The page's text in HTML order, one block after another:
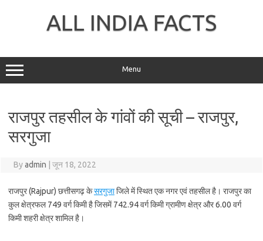
ALL INDIA FACTS
Menu
राजपुर तहसील के गांवों की सूची – राजपुर,
सरगुजा
Byadmin जून 18, 2022
राजपुर (Rajpur) छत्तीसगढ़ केसरगुजाजिले में स्थित एक नगर एवं तहसील है। राजपुर का
कुल क्षेत्रफल 749 वर्ग किमी है जिसमें 742.94 वर्ग किमी ग्रामीण क्षेत्र और 6.00 वर्ग
किमी शहरी क्षेत्र शामिल है।